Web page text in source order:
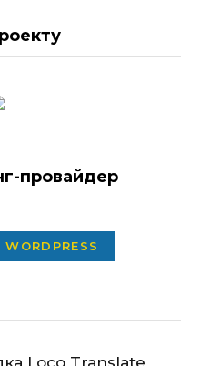
провайдер